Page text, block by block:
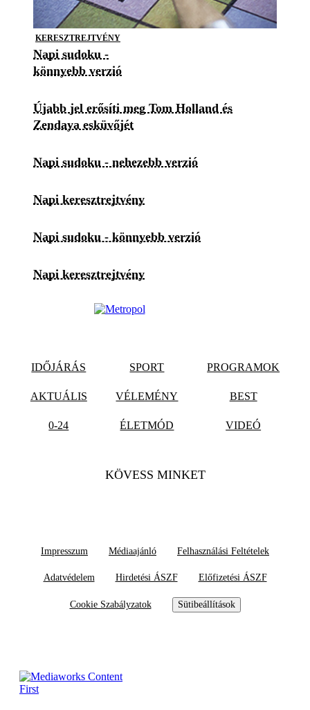
KERESZTREJTVÉNY
Napi sudoku -
könnyebb verzió
Újabb jel erősíti meg Tom Holland és
Zendaya esküvőjét
Napi sudoku - nehezebb verzió
Napi keresztrejtvény
Napi sudoku - könnyebb verzió
Napi keresztrejtvény
IDŐJÁRÁS SPORT PROGRAMOK
AKTUÁLIS VÉLEMÉNY BEST
0-24 ÉLETMÓD VIDEÓ
KÖVESS MINKET
Impresszum Médiaajánló Felhasználási Feltételek
Adatvédelem Hirdetési ÁSZF Előfizetési ÁSZF
Cookie Szabályzatok Sütibeállítások